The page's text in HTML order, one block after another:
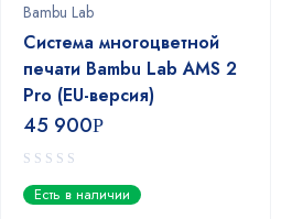
Bambu Lab
Система многоцветной
печати Bambu Lab AMS 2
Pro (EU-версия)
45 900Р
0
outЕсть в наличии